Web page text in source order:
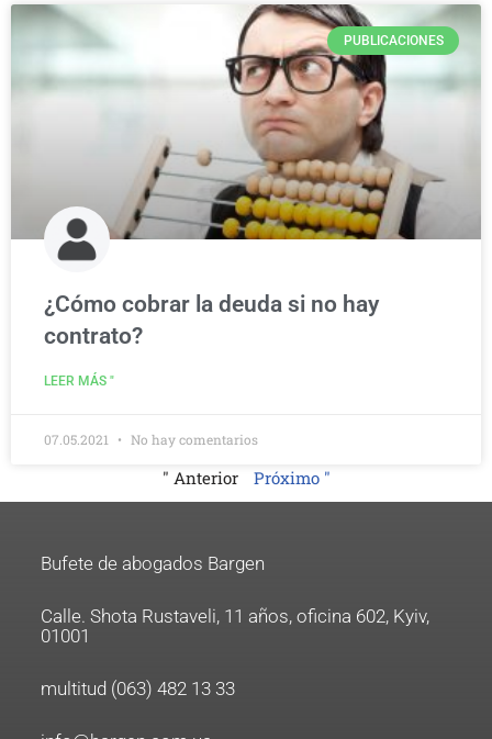
PUBLICACIONES
¿Cómo cobrar la deuda si no hay
contrato?
LEER MÁS "
07.05.2021 No hay comentarios
" Anterior Próximo "
Bufete de abogados Bargen
Calle. Shota Rustaveli, 11 años, oficina 602, Kyiv,
01001
multitud (063) 482 13 33